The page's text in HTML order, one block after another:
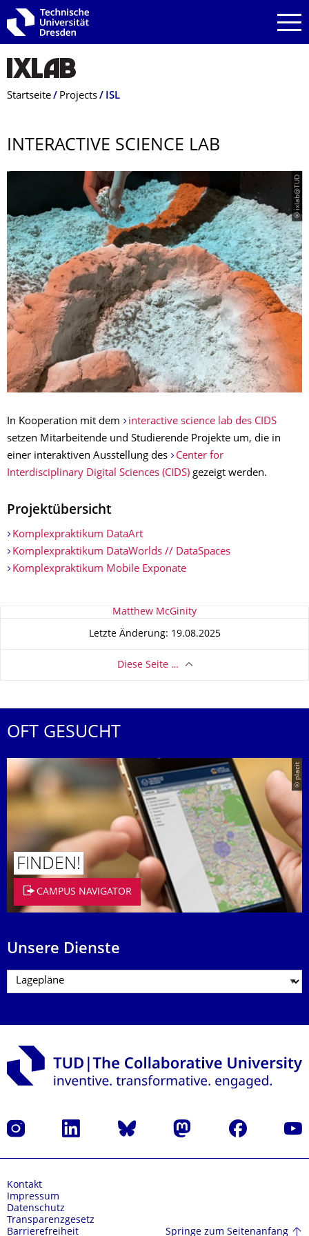
Zur Hauptnavigation springen
Zur Suche springen
Zum Inhalt springen
Breadcrumb-Menü
Startseite Projects ISL
INTERACTIVE SCIENCE LAB
© ixlab@TUD
In Kooperation mit dem
interactive science lab des CIDS
setzen Mitarbeitende und Studierende Projekte um, die in
einer interaktiven Ausstellung des
Center for
Interdisciplinary Digital Sciences (CIDS) gezeigt werden.
Projektübersicht
Komplexpraktikum DataArt
Komplexpraktikum DataWorlds // DataSpaces
Komplexpraktikum Mobile Exponate
Zu dieser Seite Matthew McGinity
Letzte Änderung: 19.08.2025
Diese Seite …
OFT GESUCHT
© placit
FINDEN!
CAMPUS NAVIGATOR
Unsere Dienste
Instagram LinkedIn Bluesky Mastodon Facebook
Kontakt
Impressum
Datenschutz
Transparenzgesetz
Barrierefreiheit
Springe zum Seitenanfang